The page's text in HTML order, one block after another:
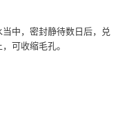
中，密封静待数日后，兑
可收缩毛孔。